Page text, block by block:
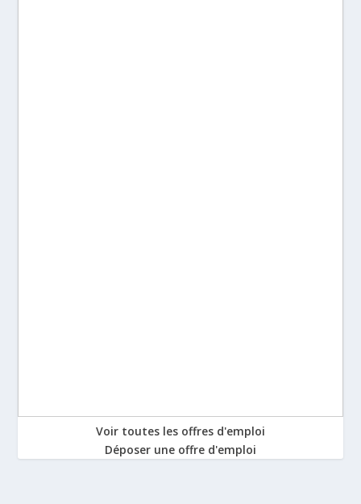
Voir toutes les offres d'emploi
Déposer une offre d'emploi